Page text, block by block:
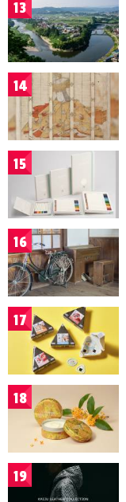
13
14
15
16
17
18
19